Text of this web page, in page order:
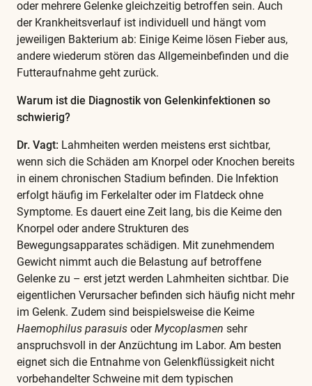
oder mehrere Gelenke gleichzeitig betroffen sein. Auch
der Krankheitsverlauf ist individuell und hängt vom
jeweiligen Bakterium ab: Einige Keime lösen Fieber aus,
andere wiederum stören das Allgemeinbefinden und die
Futteraufnahme geht zurück.
Warum ist die Diagnostik von Gelenkinfektionen so
schwierig?
Dr. Vagt: Lahmheiten werden meistens erst sichtbar,
wenn sich die Schäden am Knorpel oder Knochen bereits
in einem chronischen Stadium befinden. Die Infektion
erfolgt häufig im Ferkelalter oder im Flatdeck ohne
Symptome. Es dauert eine Zeit lang, bis die Keime den
Knorpel oder andere Strukturen des
Bewegungsapparates schädigen. Mit zunehmendem
Gewicht nimmt auch die Belastung auf betroffene
Gelenke zu – erst jetzt werden Lahmheiten sichtbar. Die
eigentlichen Verursacher befinden sich häufig nicht mehr
im Gelenk. Zudem sind beispielsweise die Keime
Haemophilus parasuis oderMycoplasmen sehr
anspruchsvoll in der Anzüchtung im Labor. Am besten
eignet sich die Entnahme von Gelenkflüssigkeit nicht
vorbehandelter Schweine mit dem typischen